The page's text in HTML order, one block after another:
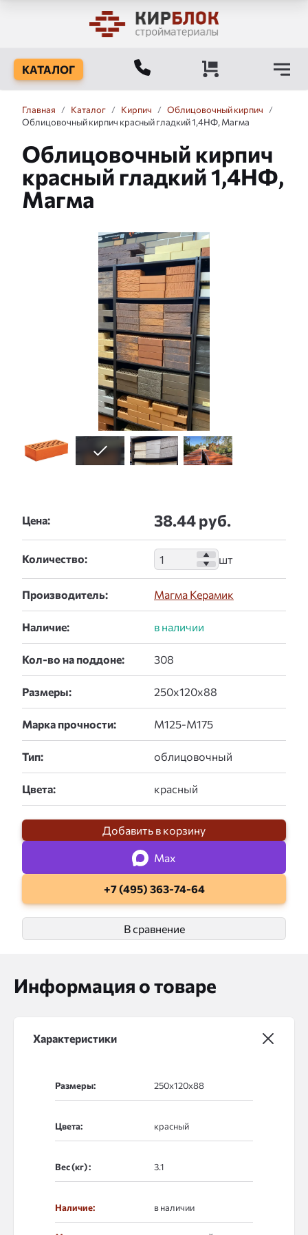
КАТАЛОГ
Главная / Каталог / Кирпич / Облицовочный кирпич
/
Облицовочный кирпич красный гладкий 1,4НФ, Магма
Облицовочный кирпич
красный гладкий 1,4НФ,
Магма
Цена: 38.44 руб.
Количество:
Производитель: Магма Керамик
Наличие:
Кол-во на поддоне:
Размеры:
Марка прочности:
Тип:
Цвета:
Добавить в корзину
Max
+7 (495) 363-74-64
В сравнение
Информация о товаре
Характеристики
Размеры:
Цвета:
Вес (кг) :
Наличие: в наличии